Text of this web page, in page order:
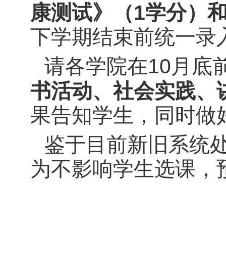
康测试》（1学分）
下学期结束前统一录
请各学院在10月底
书活动、社会实践、
果告知学生，同时做
鉴于目前新旧系统
为不影响学生选课